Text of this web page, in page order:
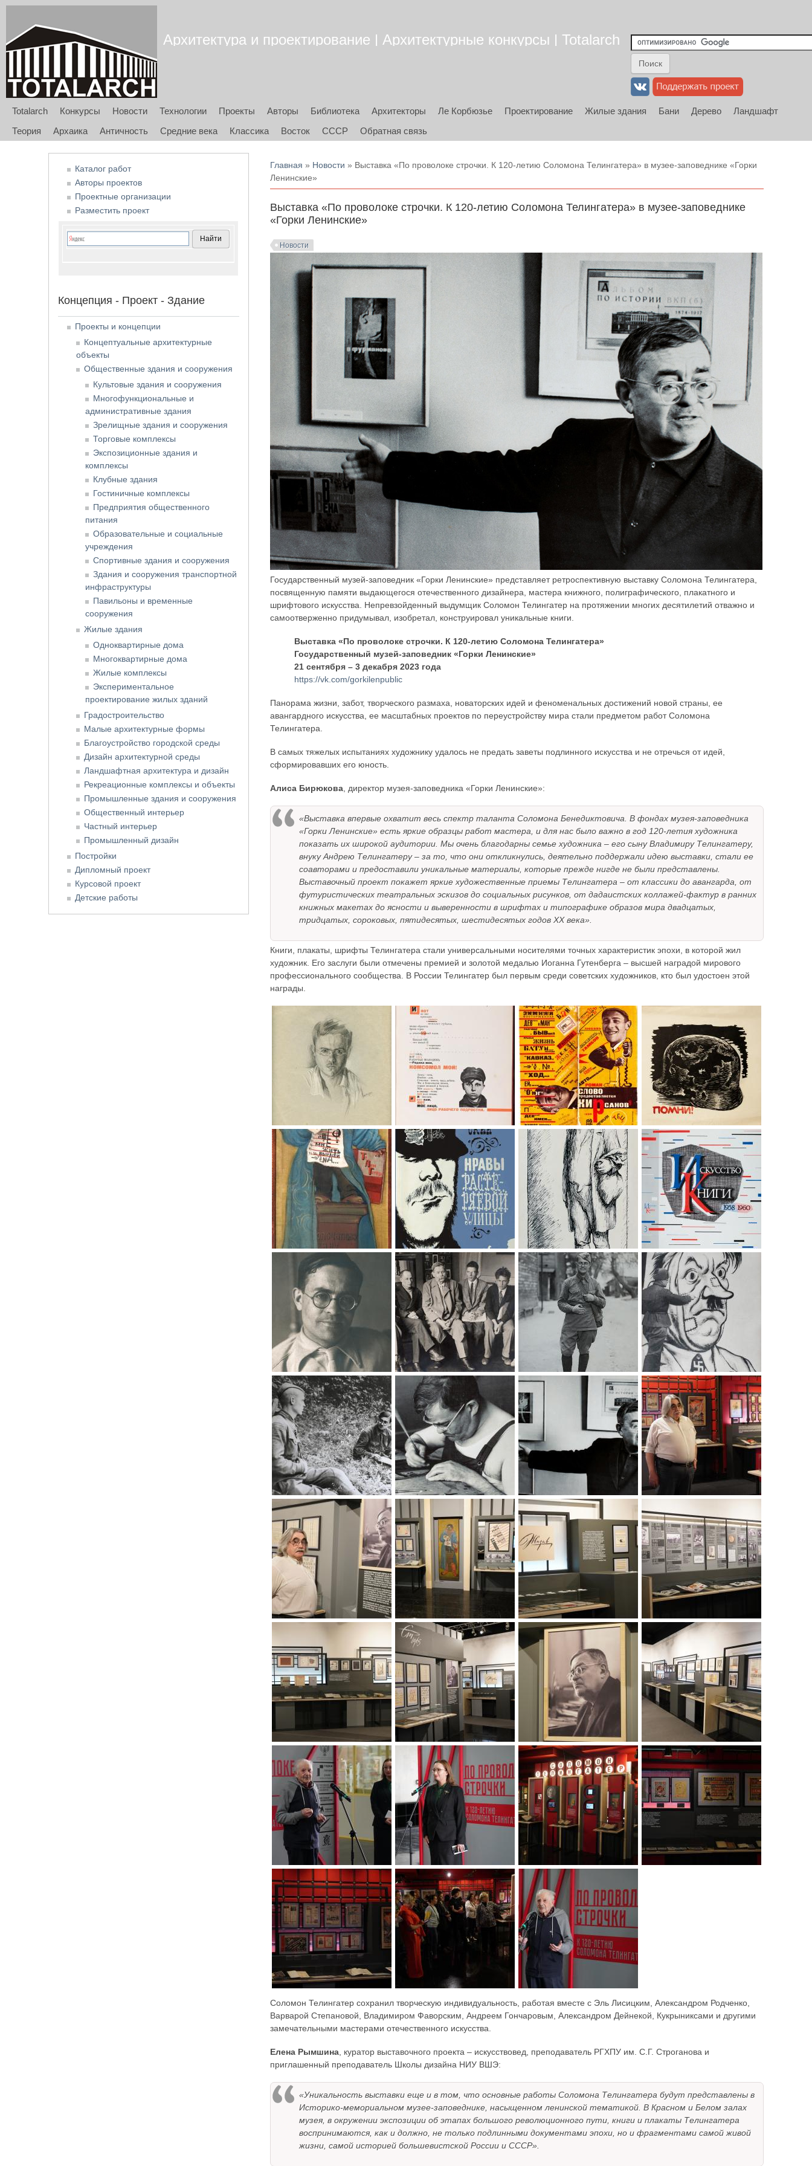
Архитектура и проектирование | Архитектурные конкурсы | Totalarch
Totalarch Конкурсы Новости Технологии Проекты Авторы Библиотека Архитекторы Ле Корбюзье Проектирование Жилые здания Бани Дерево
Ландшафт
Теория
Архаика Античность Средние века Классика Восток СССР Обратная связь
Вы здесь
Главная » Новости » Выставка «По проволоке строчки. К 120-летию Соломона Телингатера» в музее-заповеднике «Горки
Ленинские»
Выставка «По проволоке строчки. К 120-летию Соломона Телингатера» в музее-заповеднике
«Горки Ленинские»
Новости
Государственный музей-заповедник «Горки Ленинские» представляет ретроспективную выставку Соломона Телингатера,
посвященную памяти выдающегося отечественного дизайнера, мастера книжного, полиграфического, плакатного и
шрифтового искусства. Непревзойденный выдумщик Соломон Телингатер на протяжении многих десятилетий отважно и
самоотверженно придумывал, изобретал, конструировал уникальные книги.
Выставка «По проволоке строчки. К 120-летию Соломона Телингатера»
Государственный музей-заповедник «Горки Ленинские»
21 сентября – 3 декабря 2023 года
https://vk.com/gorkilenpublic
Панорама жизни, забот, творческого размаха, новаторских идей и феноменальных достижений новой страны, ее
авангардного искусства, ее масштабных проектов по переустройству мира стали предметом работ Соломона
Телингатера.
В самых тяжелых испытаниях художнику удалось не предать заветы подлинного искусства и не отречься от идей,
сформировавших его юность.
Алиса Бирюкова , директор музея-заповедника «Горки Ленинские»:
«Выставка впервые охватит весь спектр таланта Соломона Бенедиктовича. В фондах музея-заповедника
«Горки Ленинские» есть яркие образцы работ мастера, и для нас было важно в год 120-летия художника
показать их широкой аудитории. Мы очень благодарны семье художника – его сыну Владимиру Телингатеру,
внуку Андрею Телингатеру – за то, что они откликнулись, деятельно поддержали идею выставки, стали ее
соавторами и предоставили уникальные материалы, которые прежде нигде не были представлены.
Выставочный проект покажет яркие художественные приемы Телингатера – от классики до авангарда, от
футуристических театральных эскизов до социальных рисунков, от дадаистских коллажей-фактур в ранних
книжных макетах до ясности и выверенности в шрифтах и типографике образов мира двадцатых,
тридцатых, сороковых, пятидесятых, шестидесятых годов ХХ века».
Книги, плакаты, шрифты Телингатера стали универсальными носителями точных характеристик эпохи, в которой жил
художник. Его заслуги были отмечены премией и золотой медалью Иоганна Гутенберга – высшей наградой мирового
профессионального сообщества. В России Телингатер был первым среди советских художников, кто был удостоен этой
награды.
Соломон Телингатер сохранил творческую индивидуальность, работая вместе с Эль Лисицким, Александром Родченко,
Варварой Степановой, Владимиром Фаворским, Андреем Гончаровым, Александром Дейнекой, Кукрыниксами и другими
замечательными мастерами отечественного искусства.
Елена Рымшина , куратор выставочного проекта – искусствовед, преподаватель РГХПУ им. С.Г. Строганова и
приглашенный преподаватель Школы дизайна НИУ ВШЭ:
«Уникальность выставки еще и в том, что основные работы Соломона Телингатера будут представлены в
Историко-мемориальном музее-заповеднике, насыщенном ленинской тематикой. В Красном и Белом залах
музея, в окружении экспозиции об этапах большого революционного пути, книги и плакаты Телингатера
воспринимаются, как и должно, не только подлинными документами эпохи, но и фрагментами самой живой
жизни, самой историей большевистской России и СССР».
Каталог работ
Авторы проектов
Проектные организации
Разместить проект
Концепция - Проект - Здание
Проекты и концепции
Концептуальные архитектурные
объекты
Общественные здания и сооружения
Культовые здания и сооружения
Многофункциональные и
административные здания
Зрелищные здания и сооружения
Торговые комплексы
Экспозиционные здания и
комплексы
Клубные здания
Гостиничные комплексы
Предприятия общественного
питания
Образовательные и социальные
учреждения
Спортивные здания и сооружения
Здания и сооружения транспортной
инфраструктуры
Павильоны и временные
сооружения
Жилые здания
Одноквартирные дома
Многоквартирные дома
Жилые комплексы
Экспериментальное
проектирование жилых зданий
Градостроительство
Малые архитектурные формы
Благоустройство городской среды
Дизайн архитектурной среды
Ландшафтная архитектура и дизайн
Рекреационные комплексы и объекты
Промышленные здания и сооружения
Общественный интерьер
Частный интерьер
Промышленный дизайн
Постройки
Дипломный проект
Курсовой проект
Детские работы